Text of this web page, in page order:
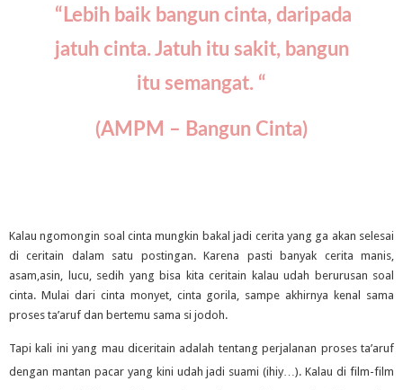
“Lebih baik bangun cinta, daripada
jatuh cinta. Jatuh itu sakit, bangun
itu semangat. “
(AMPM – Bangun Cinta)
Kalau ngomongin soal cinta mungkin bakal jadi cerita yang ga akan selesai
di ceritain dalam satu postingan. Karena pasti banyak cerita manis,
asam,asin, lucu, sedih yang bisa kita ceritain kalau udah berurusan soal
cinta. Mulai dari cinta monyet, cinta gorila, sampe akhirnya kenal sama
proses ta’aruf dan bertemu sama si jodoh.
Tapi kali ini yang mau diceritain adalah tentang perjalanan proses ta’aruf
dengan mantan pacar yang kini udah jadi suami (ihiy…). Kalau di film-film